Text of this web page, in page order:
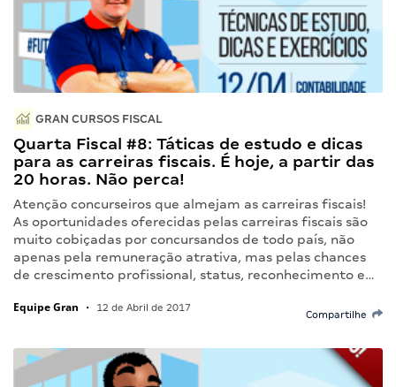
GRAN CURSOS FISCAL
Quarta Fiscal #8: Táticas de estudo e dicas
para as carreiras fiscais. É hoje, a partir das
20 horas. Não perca!
Atenção concurseiros que almejam as carreiras fiscais!
As oportunidades oferecidas pelas carreiras fiscais são
muito cobiçadas por concursandos de todo país, não
apenas pela remuneração atrativa, mas pelas chances
de crescimento profissional, status, reconhecimento e…
Equipe Gran • 12 de Abril de 2017
Compartilhe